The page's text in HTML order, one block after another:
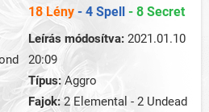
18 Lény - 4 Spell - 8 Secret
Leírás módosítva: 2021.01.10
20:09
Típus:Aggro
Fajok:2 Elemental - 2 Undead